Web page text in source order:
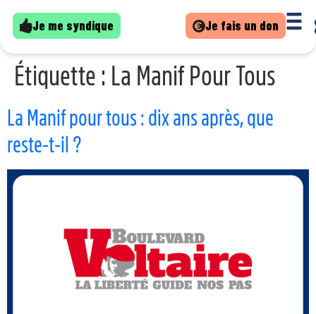
Je me syndique Je fais un don
Étiquette : La Manif Pour Tous
La Manif pour tous : dix ans après, que
reste-t-il ?